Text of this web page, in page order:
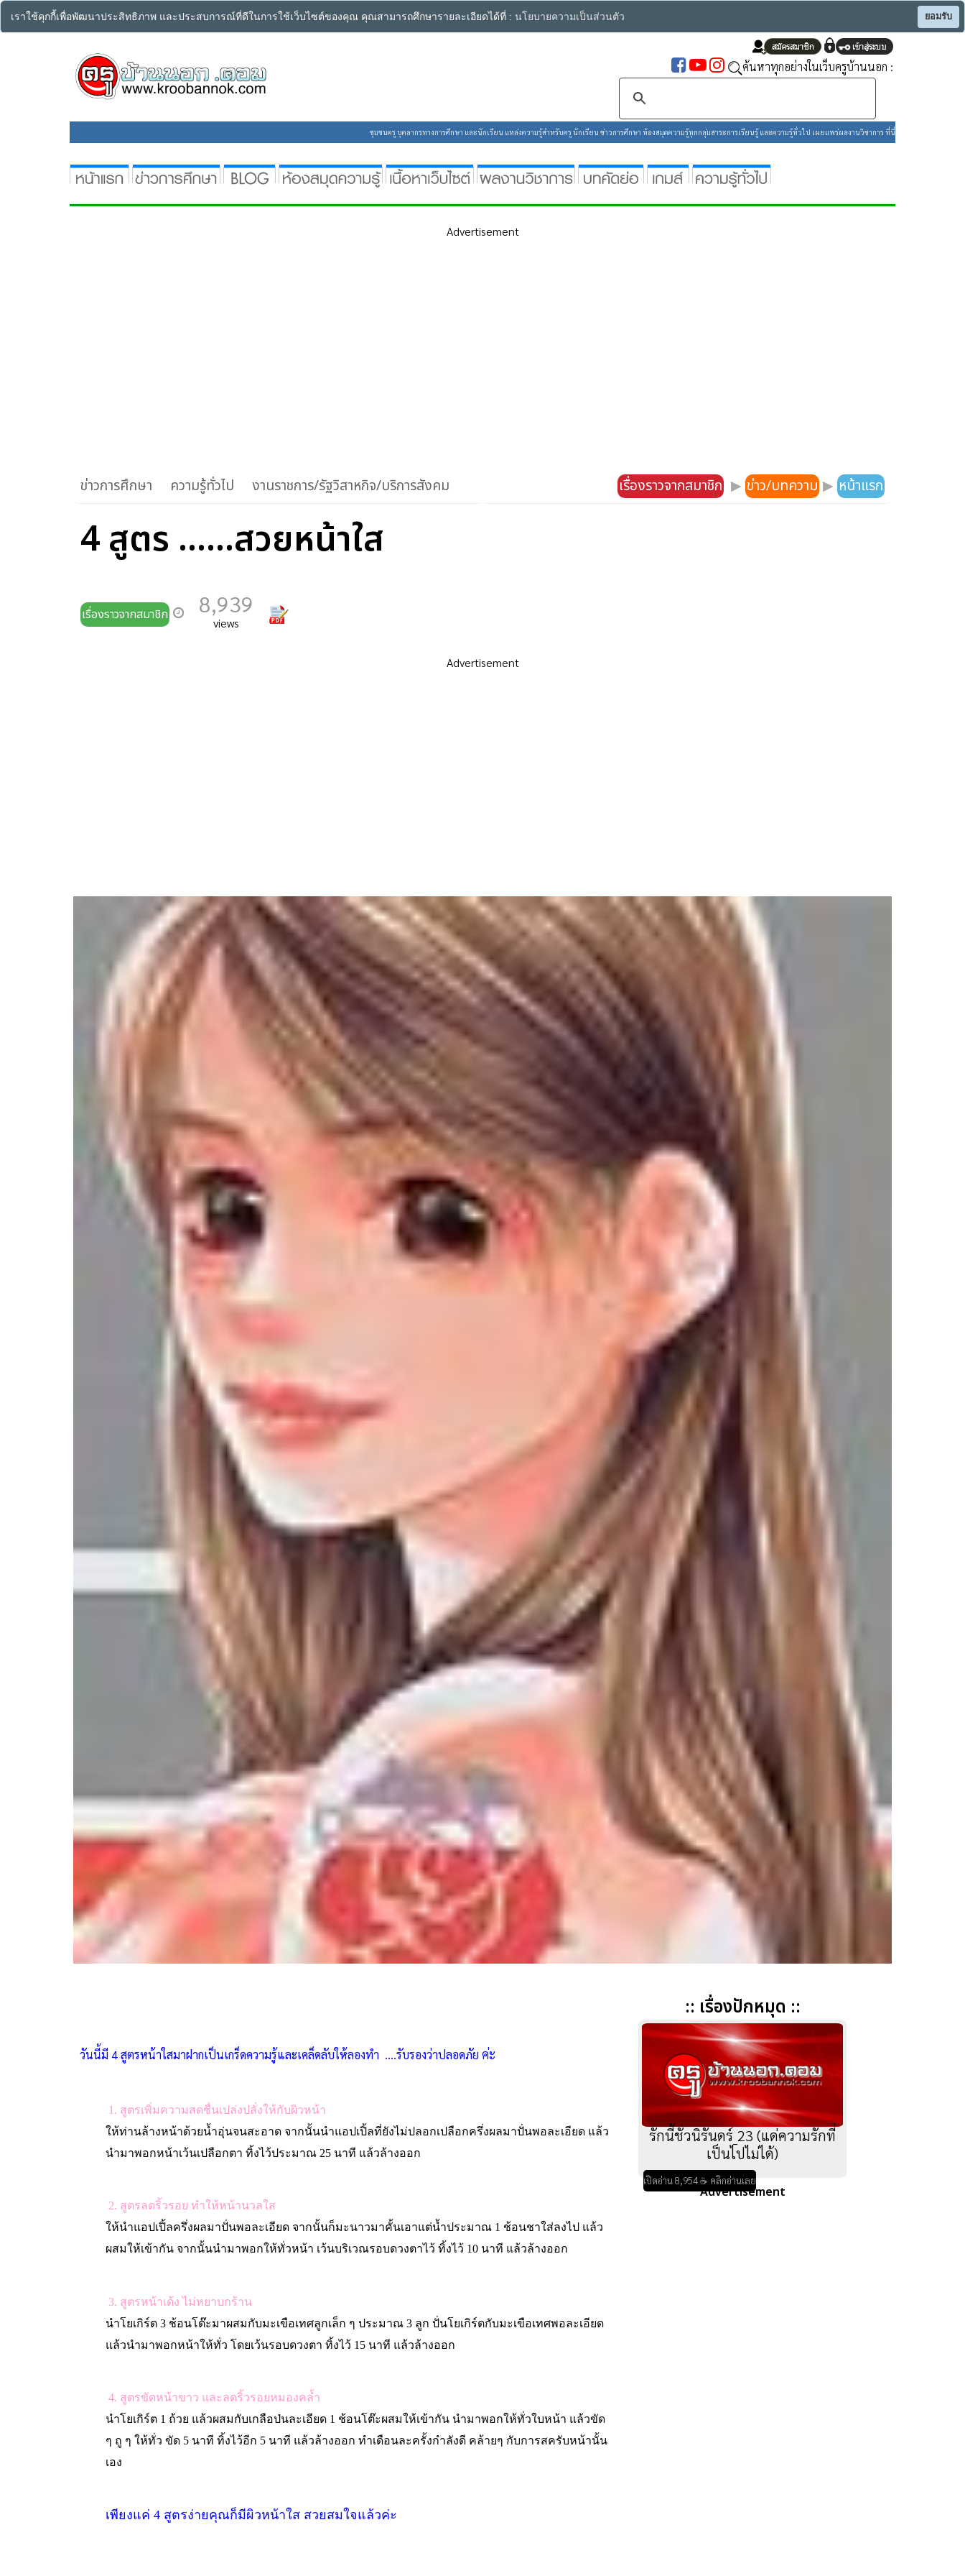
เราใช้คุกกี้เพื่อพัฒนาประสิทธิภาพ และประสบการณ์ที่ดีในการใช้เว็บไซต์ของคุณ คุณสามารถศึกษารายละเอียดได้ที่ : นโยบายความเป็นส่วนตัว ยอมรับ
ค้นหาทุกอย่างในเว็บครูบ้านนอก :
ชุมชนครู บุคลากรทางการศึกษา และนักเรียน แหล่งความรู้สำหรับครู นักเรียน ข่าวการศึกษา ห้องสมุดความรู้ทุกกลุ่มสาระการเรียนรู้ และความรู้ทั่วไป เผยแพร่ผลงานวิชาการ ที่นี่
Advertisement
ข่าวการศึกษา ความรู้ทั่วไป งานราชการ/รัฐวิสาหกิจ/บริการสังคม เรื่องราวจากสมาชิก ▶ ข่าว/บทความ ▶ หน้าแรก
4 สูตร ......สวยหน้าใส
เรื่องราวจากสมาชิก 8,939
views
Advertisement
วันนี้มี 4สูตรหน้าใสมาฝากเป็นเกร็ดความรู้และเคล็ดลับให้ลองทำ ....รับรองว่าปลอดภัย ค่ะ
1. สูตรเพิ่มความสดชื่นเปล่งปลั่งให้กับผิวหน้า
ให้ท่านล้างหน้าด้วยน้ำอุ่นจนสะอาด จากนั้นนำแอปเปิ้ลที่ยังไม่ปลอกเปลือกครึ่งผลมาปั่นพอละเอียด แล้ว
นำมาพอกหน้าเว้นเปลือกตา ทิ้งไว้ประมาณ 25 นาที แล้วล้างออก
2. สูตรลดริ้วรอย ทำให้หน้านวลใส
ให้นำแอปเปิ้ลครึ่งผลมาปั่นพอละเอียด จากนั้นก็มะนาวมาคั้นเอาแต่น้ำประมาณ 1 ช้อนชาใส่ลงไป แล้ว
ผสมให้เข้ากัน จากนั้นนำมาพอกให้ทั่วหน้า เว้นบริเวณรอบดวงตาไว้ ทิ้งไว้ 10 นาที แล้วล้างออก
3. สูตรหน้าเด้ง ไม่หยาบกร้าน
นำโยเกิร์ต 3 ช้อนโต๊ะมาผสมกับมะเขือเทศลูกเล็ก ๆ ประมาณ 3 ลูก ปั่นโยเกิร์ตกับมะเขือเทศพอละเอียด
แล้วนำมาพอกหน้าให้ทั่ว โดยเว้นรอบดวงตา ทิ้งไว้ 15 นาที แล้วล้างออก
4. สูตรขัดหน้าขาว และลดริ้วรอยหมองคล้ำ
นำโยเกิร์ต 1 ถ้วย แล้วผสมกับเกลือป่นละเอียด 1 ช้อนโต๊ะผสมให้เข้ากัน นำมาพอกให้ทั่วใบหน้า แล้วขัด
ๆ ถู ๆ ให้ทั่ว ขัด 5 นาที ทิ้งไว้อีก 5 นาที แล้วล้างออก ทำเดือนละครั้งกำลังดี คล้ายๆ กับการสครับหน้านั้น
เอง
เพียงแค่ 4 สูตรง่ายคุณก็มีผิวหน้าใส สวยสมใจแล้วค่ะ
:: เรื่องปักหมุด ::
รักนี้ชั่วนิรันดร์_23 (แด่ความรักที่
เป็นไปไม่ได้)
เปิดอ่าน 8,954 ☕ คลิกอ่านเลย
Advertisement